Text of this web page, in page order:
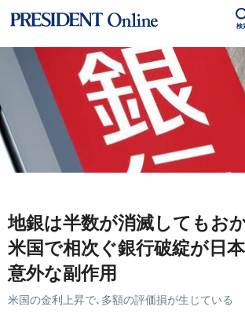
検
地銀は半数が消滅してもお
米国で相次ぐ銀行破綻が日
意外な副作用
米国の金利上昇で､多額の評価損が生じている